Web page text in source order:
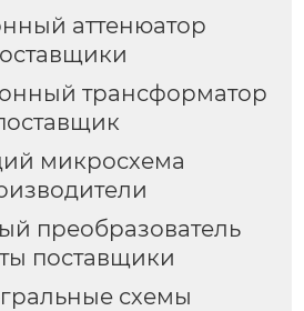
аттенюатор
трансформатор
микросхема
преобразователь
поставщики
схемы